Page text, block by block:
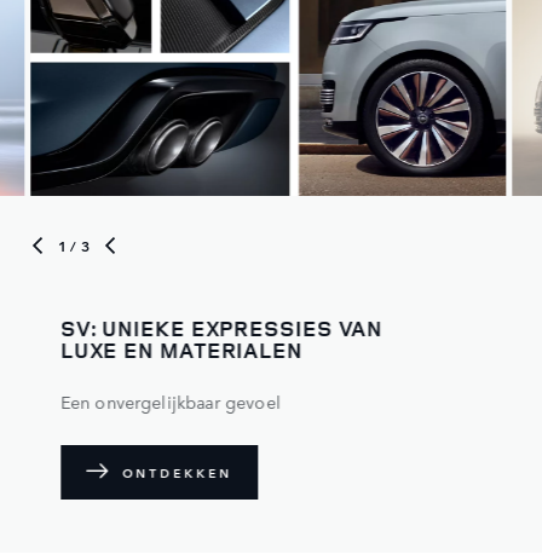
1 / 3
SV: UNIEKE EXPRESSIES VAN
LUXE EN MATERIALEN
Een onvergelijkbaar gevoel
ONTDEKKEN